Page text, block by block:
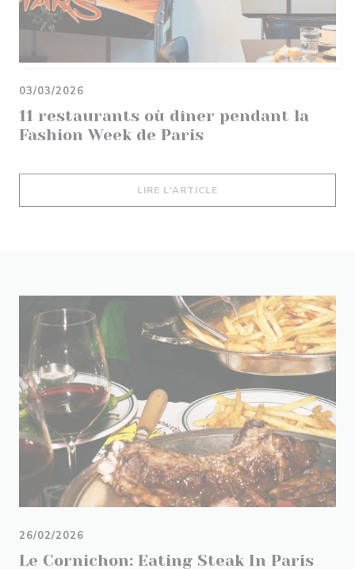
11 restaurants où dîner pendant la
Fashion Week de Paris
03/03/2026
LIRE L'ARTICLE
Le Cornichon: Eating Steak In Paris
26/02/2026